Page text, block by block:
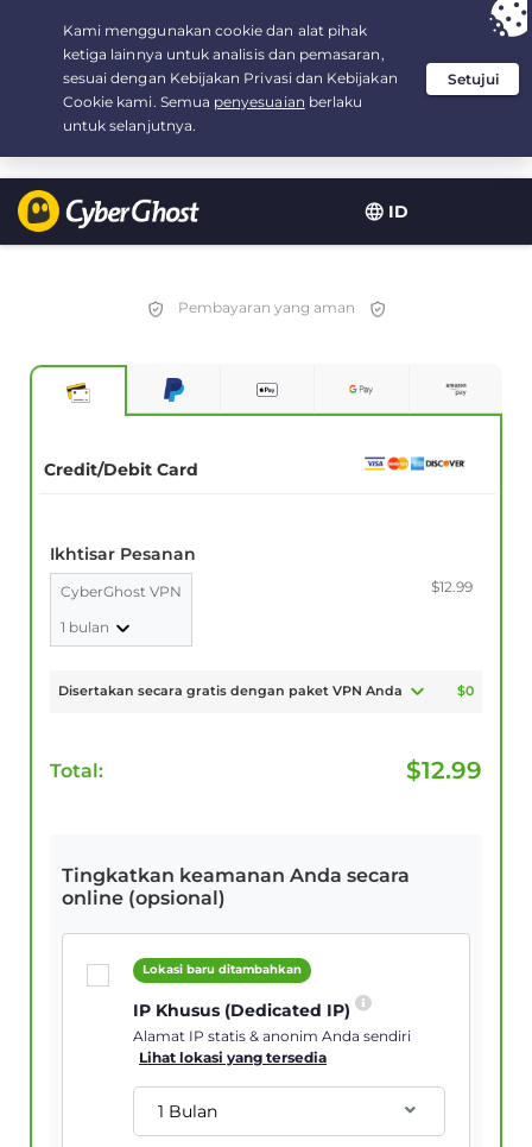
ID
Your choice:The Best Dealfor 3.3333333333333-years at $
/month
Pembayaran yang aman
Credit/Debit Card
Ikhtisar Pesanan
CyberGhost VPN
1 bulan
$12.99
Disertakan secara gratis dengan paket VPN Anda $0
Total: $12.99
Tingkatkan keamanan Anda secara
online (opsional)
Lokasi baru ditambahkan
IP Khusus (Dedicated IP)
Alamat IP statis & anonim Anda sendiri
Lihat lokasi yang tersedia
1 Bulan